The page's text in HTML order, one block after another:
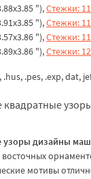
"),Стежки:
"),Стежки:
"),Стежки:
"),Стежки:
.pes, .exp, dat,
квадратные
узоры дизайны
мотивы